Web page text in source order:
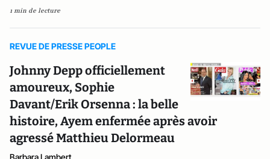
1 min de lecture
REVUE DE PRESSE PEOPLE
Johnny Depp officiellement
amoureux, Sophie
Davant/Erik Orsenna : la belle
histoire, Ayem enfermée après avoir
agressé Matthieu Delormeau
Barbara Lambert